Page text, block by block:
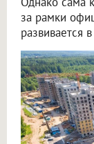
за рамки
развивается